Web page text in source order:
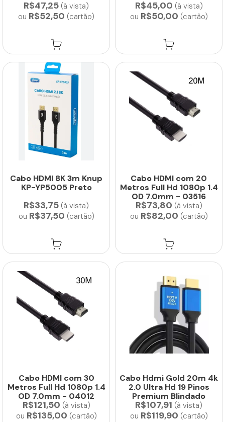
R$47,25 (à vista)
ou R$52,50 (cartão)
R$45,00 (à vista)
ou R$50,00 (cartão)
Cabo HDMI 8K 3m Knup
KP-YP5005 Preto
R$33,75 (à vista)
ou R$37,50 (cartão)
Cabo HDMI com 20
Metros Full Hd 1080p 1.4
OD 7.0mm - 03516
R$73,80 (à vista)
ou R$82,00 (cartão)
Cabo HDMI com 30
Metros Full Hd 1080p 1.4
OD 7.0mm - 04012
R$121,50 (à vista)
ou R$135,00 (cartão)
Cabo Hdmi Gold 20m 4k
2.0 Ultra Hd 19 Pinos
Premium Blindado
R$107,91 (à vista)
ou R$119,90 (cartão)